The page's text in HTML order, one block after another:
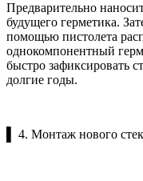
Предварительно
будущего герметика.
помощью пистолета
однокомпонентный
быстро зафиксировать
долгие годы.
▌ 4. Монтаж нового